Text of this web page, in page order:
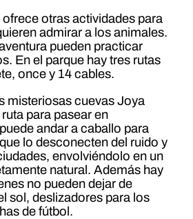
otras actividades para
admirar a los animales.
pueden practicar
En el parque hay tres rutas
once y 14 cables.
misteriosas cuevas Joya
para pasear en
andar a caballo para
lo desconecten del ruido y
envolviéndolo en un
natural. Además hay
no pueden dejar de
sol, deslizadores para los
de fútbol.